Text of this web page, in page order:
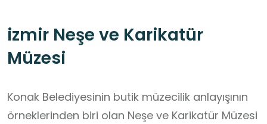
izmir Neşe ve Karikatür
Müzesi
Konak Belediyesinin butik müzecilik anlayışının
örneklerinden biri olan Neşe ve Karikatür Müzesi